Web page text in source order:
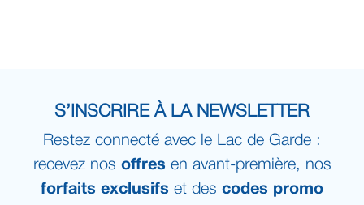
S’INSCRIRE À LA NEWSLETTER
Restez connecté avec le Lac de Garde :
recevez nos offres en avant-première, nos
forfaits exclusifs et des codes promo